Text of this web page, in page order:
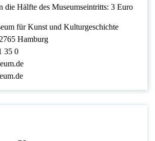
die Hälfte des Museumseintritts: 3 Euro
für Kunst und Kulturgeschichte
Hamburg
35 0